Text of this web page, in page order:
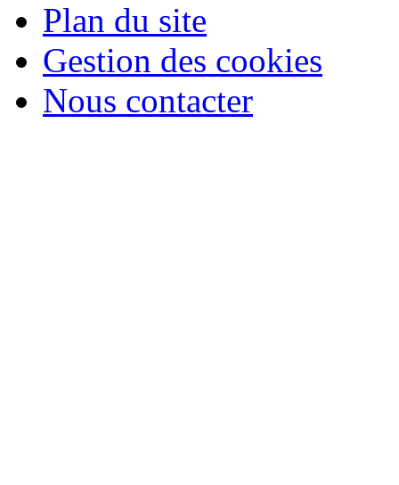
Plan du site
Gestion des cookies
Nous contacter